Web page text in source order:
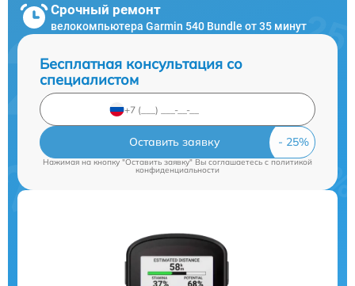
Срочный ремонт
велокомпьютера Garmin 540 Bundle от 35 минут
Бесплатная консультация со
специалистом
Оставить заявку
Нажимая на кнопку "Оставить заявку" Вы соглашаетесь cполитикой
конфиденциальности